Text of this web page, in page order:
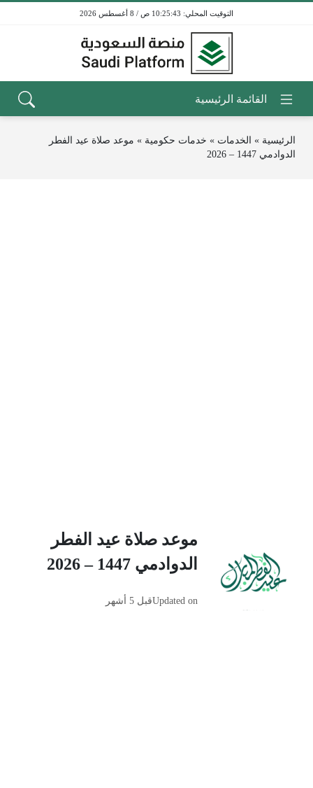
10:25:43 ص / 8 أغسطس 2026
الرئيسية » الخدمات » خدمات حكومية » موعد صلاة عيد الفطر
الدوادمي 1447 – 2026
موعد صلاة عيد الفطر
الدوادمي 1447 – 2026
Updated onقبل 5 أشهر